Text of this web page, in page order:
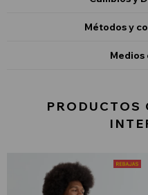
Métodos y
Medios
PRODUCTOS